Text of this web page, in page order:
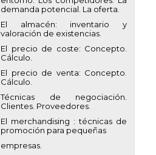
demanda potencial. La oferta.
El almacén: inventario y
valoración de existencias.
El precio de coste: Concepto.
Cálculo.
El precio de venta: Concepto.
Cálculo.
Técnicas de negociación.
Clientes. Proveedores.
El merchandising : técnicas de
promoción para pequeñas
empresas.